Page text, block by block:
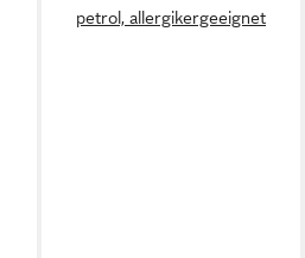
petrol, allergikergeeignet